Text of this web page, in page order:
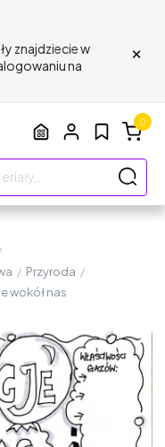
znajdziecie w
na
×
0
/ Przyroda /
wokół nas